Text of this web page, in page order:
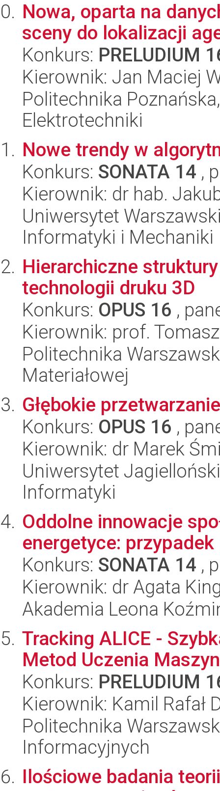
Nowa, oparta na
sceny do lokalizacji
Konkurs: PRELUDIUM
Kierownik: Jan Maciej
Politechnika
Elektrotechniki
Nowe trendy w
Konkurs: SONATA 14 ,
Kierownik: dr hab.
Uniwersytet
Informatyki i Mechaniki
Hierarchiczne
technologii druku 3D
Konkurs: OPUS 16 ,
Kierownik: prof.
Politechnika
Materiałowej
Głębokie
Konkurs: OPUS 16 ,
Kierownik: dr Marek
Uniwersytet
Informatyki
Oddolne innowacje
energetyce:
Konkurs: SONATA 14 ,
Kierownik: dr Agata
Akademia Leona
Tracking ALICE -
Metod Uczenia
Konkurs: PRELUDIUM
Kierownik: Kamil Rafał
Politechnika
Informacyjnych
Ilościowe badania